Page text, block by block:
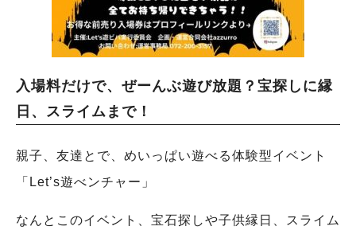
入場料だけで、ぜーんぶ遊び放題？宝探しに縁
日、スライムまで！
親子、友達とで、めいっぱい遊べる体験型イベント
「Let’s遊べンチャー」
なんとこのイベント、宝石探しや子供縁日、スライム